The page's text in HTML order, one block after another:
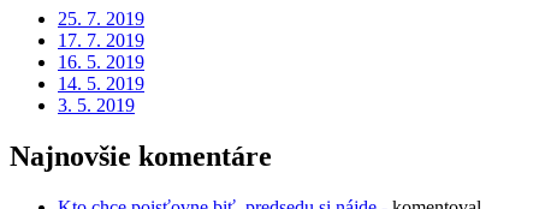
25. 7. 2019
17. 7. 2019
16. 5. 2019
14. 5. 2019
3. 5. 2019
Najnovšie komentáre